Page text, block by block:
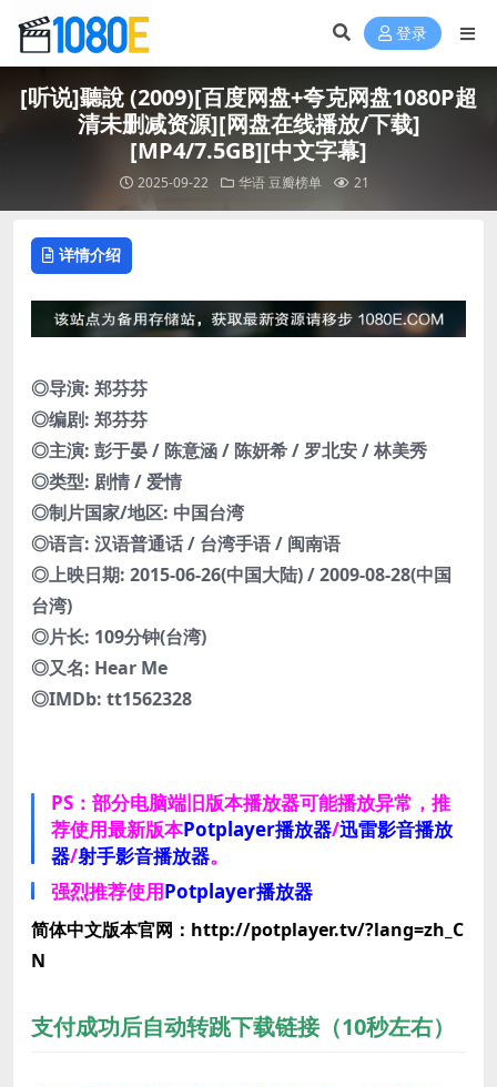
登录
[听说]聽說 (2009)[百度网盘+夸克网盘1080P超
清未删减资源][网盘在线播放/下载]
[MP4/7.5GB][中文字幕]
2025-09-22 华语 豆瓣榜单 21
详情介绍
◎导演: 郑芬芬
◎编剧: 郑芬芬
◎主演: 彭于晏 / 陈意涵 / 陈妍希 / 罗北安 / 林美秀
◎类型: 剧情 / 爱情
◎制片国家/地区: 中国台湾
◎语言: 汉语普通话 / 台湾手语 / 闽南语
◎上映日期: 2015-06-26(中国大陆) / 2009-08-28(中国
台湾)
◎片长: 109分钟(台湾)
◎又名: Hear Me
◎IMDb: tt1562328
PS：部分电脑端旧版本播放器可能播放异常，推
荐使用最新版本Potplayer播放器/迅雷影音播放
器/射手影音播放器。
强烈推荐使用Potplayer播放器
简体中文版本官网：http://potplayer.tv/?lang=zh_C
N
支付成功后自动转跳下载链接（10秒左右）